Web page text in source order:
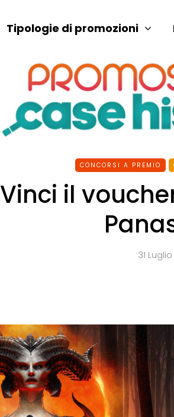
Tipologie di promozioni
CONCORSI A PREMIO
Vinci il
31